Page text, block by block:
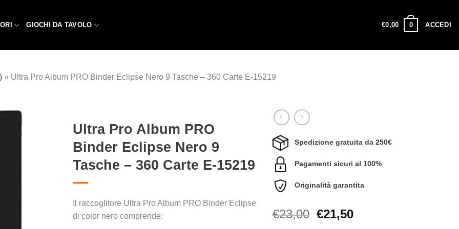
GIOCHI DA TAVOLO €0,00 0 ACCEDI
» Ultra Pro Album PRO Binder Eclipse Nero 9 Tasche – 360 Carte E-15219
Ultra Pro Album PRO
Binder Eclipse Nero 9
Tasche – 360 Carte E-15219
Il raccoglitore Ultra Pro Album PRO Binder Eclipse
di color nero comprende:
Spedizione gratuita da 250€
Pagamenti sicuri al 100%
Originalità garantita
€23,00 Il
€21,50Il